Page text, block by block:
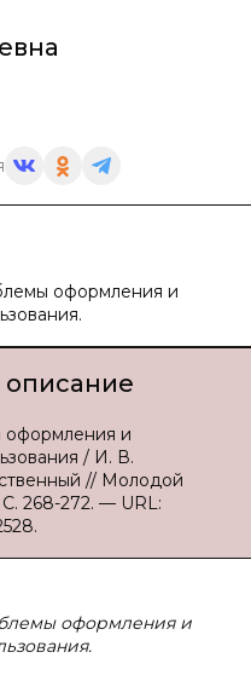
оформления и
оформления и
/ И. В.
// Молодой
268-272. — URL:
оформления и